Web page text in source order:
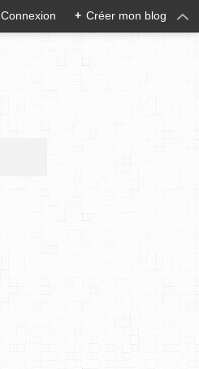
Connexion + Créer mon blog